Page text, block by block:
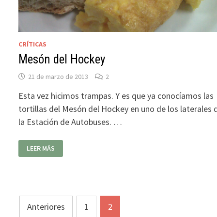
CRÍTICAS
Mesón del Hockey
21 de marzo de 2013 2
Esta vez hicimos trampas. Y es que ya conocíamos las
tortillas del Mesón del Hockey en uno de los laterales
la Estación de Autobuses. …
MESÓN
DEL
HOCKEY
LEER MÁS
Paginación
Anteriores 1 2